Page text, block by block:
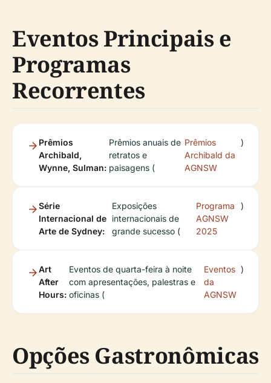
Eventos Principais e
Programas
Recorrentes
Prêmios
Archibald,
Wynne, Sulman:
Prêmios anuais de
retratos e
paisagens (
Prêmios
Archibald da
AGNSW
)
Série
Internacional de
Arte de Sydney:
Exposições
internacionais de
grande sucesso (
Programa
AGNSW
2025
)
Art
After
Hours:
Eventos de quarta-feira à noite
com apresentações, palestras e
oficinas (
Eventos
da
AGNSW
)
Opções Gastronômicas